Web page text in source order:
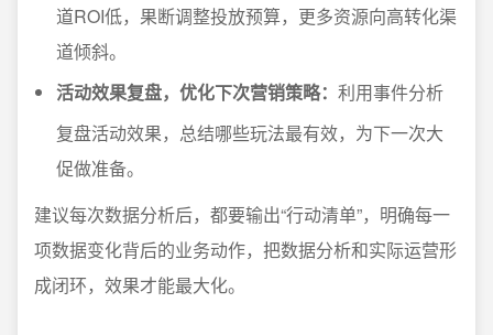
道ROI低，果断调整投放预算，更多资源向高转化渠
道倾斜。
活动效果复盘，优化下次营销策略： 利用事件分析
复盘活动效果，总结哪些玩法最有效，为下一次大
促做准备。
建议每次数据分析后，都要输出“行动清单”，明确每一
项数据变化背后的业务动作，把数据分析和实际运营形
成闭环，效果才能最大化。